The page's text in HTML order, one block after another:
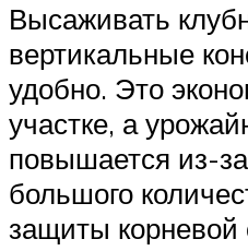
Высаживать
вертикальные
удобно. Это
участке, а
повышается из-
большого
защиты